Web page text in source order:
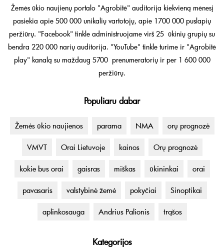
Žemės ūkio naujienų portalo "Agrobitė" auditorija kiekvieną mėnesį
pasiekia apie 500 000 unikalių vartotojų, apie 1700 000 puslapių
peržiūrų. "Facebook" tinkle administruojame virš 25 ūkinių grupių su
bendra 220 000 narių auditorija. "YouTube" tinkle turime ir "Agrobitė
play" kanalą su maždaug 5700 prenumeratorių ir per 1 600 000
peržiūrų.
Populiaru dabar
Žemės ūkio naujienos parama NMA orų prognozė
VMVT Orai Lietuvoje kainos Orų prognozė
kokie bus orai gaisras miškas ūkininkai orai
pavasaris valstybinė žemė pokyčiai Sinoptikai
aplinkosauga Andrius Palionis trąšos
Kategorijos